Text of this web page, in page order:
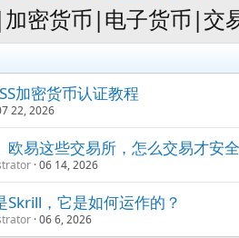
密货币|电子货币|交
加密货币认证教程
22, 2026
欧易这些交易所，怎么交易才安全
06 14, 2026
Skrill，它是如何运作的？
06 6, 2026